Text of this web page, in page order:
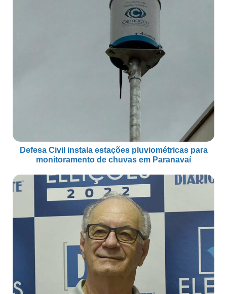
Defesa Civil instala estações pluviométricas para
monitoramento de chuvas em Paranavaí